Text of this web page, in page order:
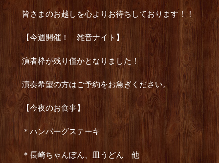
皆さまのお越しを心よりお待ちしております！！
【今週開催！ 雑音ナイト】
演者枠が残り僅かとなりました！
演奏希望の方はご予約をお急ぎください。
【今夜のお食事】
＊ハンバーグステーキ
＊長崎ちゃんぽん、皿うどん 他